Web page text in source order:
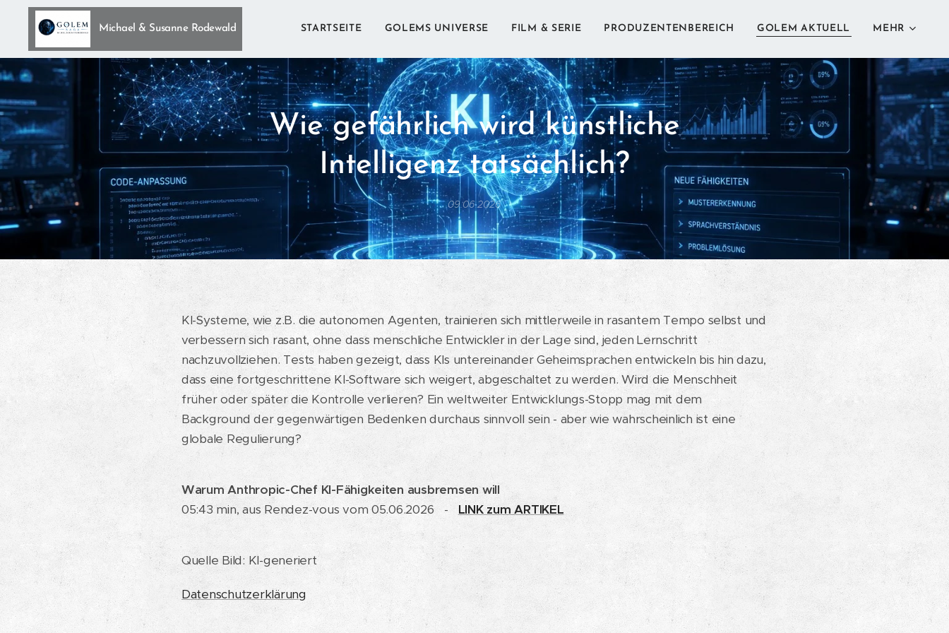
Michael & Susanne Rodewald STARTSEITE GOLEMS UNIVERSE FILM & SERIE PRODUZENTENBEREICH GOLEM AKTUELL MEHR
Wie gefährlich wird künstliche
Intelligenz tatsächlich?
09.06.2026
KI-Systeme, wie z.B. die autonomen Agenten, trainieren sich mittlerweile in rasantem Tempo selbst und
verbessern sich rasant, ohne dass menschliche Entwickler in der Lage sind, jeden Lernschritt
nachzuvollziehen. Tests haben gezeigt, dass KIs untereinander Geheimsprachen entwickeln bis hin dazu,
dass eine fortgeschrittene KI-Software sich weigert, abgeschaltet zu werden. Wird die Menschheit
früher oder später die Kontrolle verlieren? Ein weltweiter Entwicklungs-Stopp mag mit dem
Background der gegenwärtigen Bedenken durchaus sinnvoll sein - aber wie wahrscheinlich ist eine
globale Regulierung?
Warum Anthropic-Chef KI-Fähigkeiten ausbremsen will
05:43 min, aus Rendez-vous vom 05.06.2026 - LINK zum ARTIKEL
Quelle Bild: KI-generiert
Datenschutzerklärung